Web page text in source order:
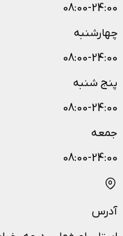
08:00-24:00
چهارشنبه
08:00-24:00
پنج شنبه
08:00-24:00
جمعه
08:00-24:00
آدرس